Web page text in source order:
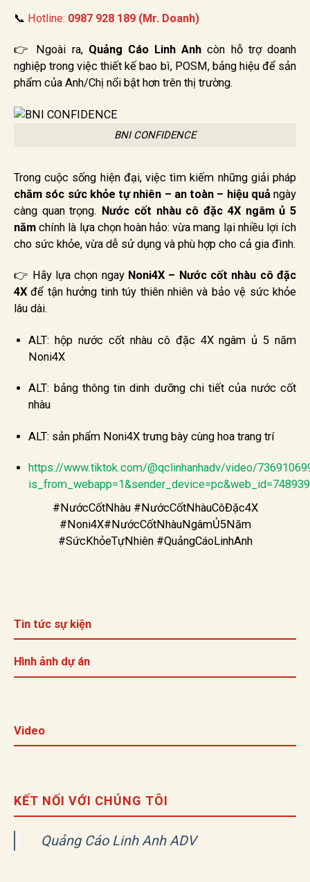
📞 Hotline: 0987 928 189 (Mr. Doanh)
👉 Ngoài ra, Quảng Cáo Linh Anh còn hỗ trợ doanh
nghiệp trong việc thiết kế bao bì, POSM, bảng hiệu để sản
phẩm của Anh/Chị nổi bật hơn trên thị trường.
BNI CONFIDENCE
Trong cuộc sống hiện đại, việc tìm kiếm những giải pháp
chăm sóc sức khỏe tự nhiên – an toàn – hiệu quảngày
càng quan trọng. Nước cốt nhàu cô đặc 4X ngâm ủ 5
năm chính là lựa chọn hoàn hảo: vừa mang lại nhiều lợi ích
cho sức khỏe, vừa dễ sử dụng và phù hợp cho cả gia đình.
👉 Hãy lựa chọn ngay Noni4X – Nước cốt nhàu cô đặc
4X để tận hưởng tinh túy thiên nhiên và bảo vệ sức khỏe
lâu dài.
ALT: hộp nước cốt nhàu cô đặc 4X ngâm ủ 5 năm
Noni4X
ALT: bảng thông tin dinh dưỡng chi tiết của nước cốt
nhàu
ALT: sản phẩm Noni4X trưng bày cùng hoa trang trí
https://www.tiktok.com/@qclinhanhadv/video/
#NướcCốtNhàu #NướcCốtNhàuCôĐặc4X
#Noni4X#NướcCốtNhàuNgâmỦ5Năm
#SứcKhỏeTựNhiên #QuảngCáoLinhAnh
Tin tức sự kiện
Hình ảnh dự án
Video
KẾT NỐI VỚI CHÚNG TÔI
Quảng Cáo Linh Anh ADV